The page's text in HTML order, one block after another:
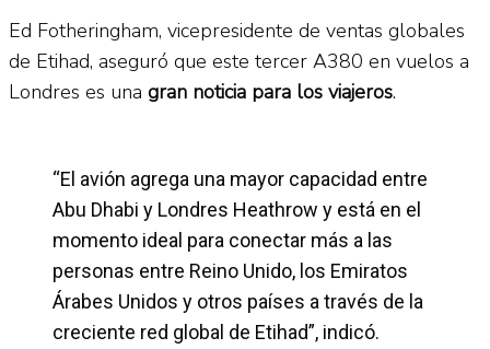
Ed Fotheringham, vicepresidente de ventas globales
de Etihad, aseguró que este tercer A380 en vuelos a
Londres es una gran noticia para los viajeros.
“El avión agrega una mayor capacidad entre
Abu Dhabi y Londres Heathrow y está en el
momento ideal para conectar más a las
personas entre Reino Unido, los Emiratos
Árabes Unidos y otros países a través de la
creciente red global de Etihad”, indicó.